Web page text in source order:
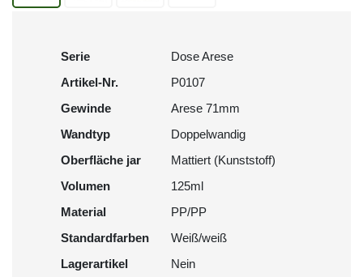
Serie
Dose Arese
Artikel-Nr.
P0107
Gewinde
Arese 71mm
Wandtyp
Doppelwandig
Oberfläche jar
Mattiert (Kunststoff)
Volumen
125ml
Material
PP/PP
Standardfarben
Weiß/weiß
Lagerartikel
Nein